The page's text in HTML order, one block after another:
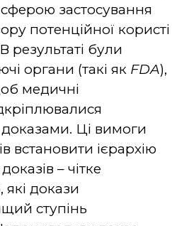
застосування
потенційної користі
результаті були
органи (такі як FDA),
медичні
Ці вимоги
встановити ієрархію
– чітке
які докази
ступінь